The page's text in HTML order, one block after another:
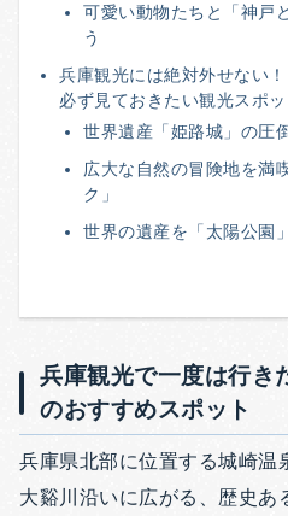
可愛い動物たちと「神戸
う
兵庫観光には絶対外せない
必ず見ておきたい観光スポッ
世界遺産「姫路城」の圧
広大な自然の冒険地を満
ク」
世界の遺産を「太陽公園
兵庫観光で一度は行き
のおすすめスポット
兵庫県北部に位置する城崎温
大谿川沿いに広がる、歴史あ